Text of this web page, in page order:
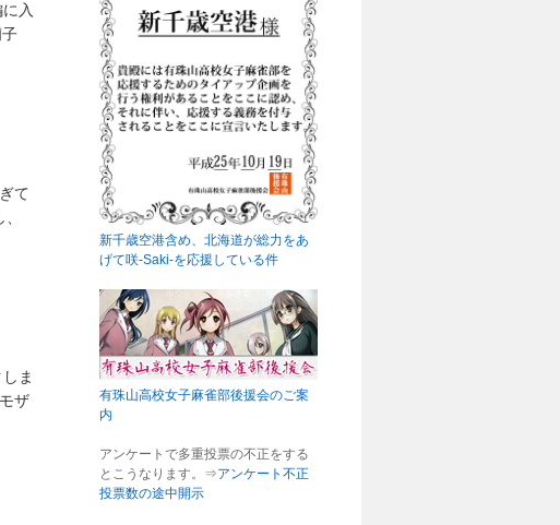
入
て
ま
ザ
新千歳空港含め、北海道が総力をあ
げて咲-Saki-を応援している件
有珠山高校女子麻雀部後援会のご案
内
アンケートで多重投票の不正をする
とこうなります。⇒アンケート不正
投票数の途中開示